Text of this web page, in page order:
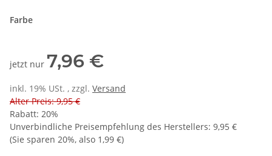
Farbe
jetzt nur 7,96 €
inkl. 19% USt. , zzgl. Versand
Alter Preis: 9,95 €
Rabatt: 20%
Unverbindliche Preisempfehlung des Herstellers: 9,95 €
(Sie sparen 20%, also 1,99 €)